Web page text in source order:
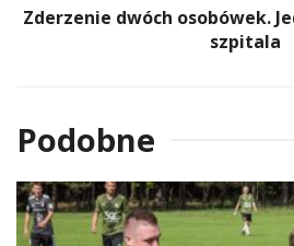
Zderzenie dwóch osobówek.
szpitala
Podobne